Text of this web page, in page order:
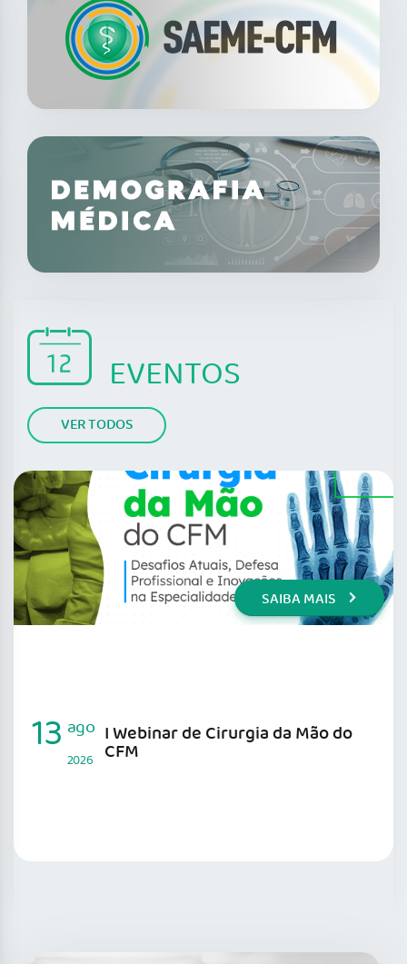
EVENTOS
VER TODOS
SAIBA MAIS
I Webinar de Cirurgia da Mão do
CFM
13 ago
2026